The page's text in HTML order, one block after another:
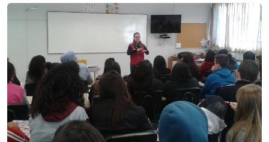
Editora
Rádio
Museu